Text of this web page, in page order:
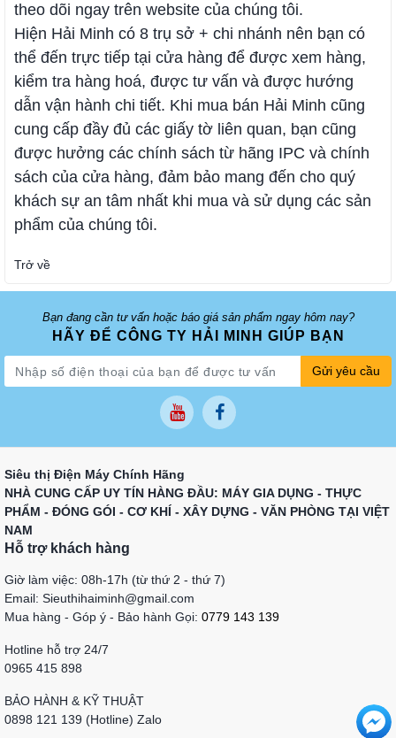
theo dõi ngay trên website của chúng tôi.
Hiện Hải Minh có 8 trụ sở + chi nhánh nên bạn có
thể đến trực tiếp tại cửa hàng để được xem hàng,
kiểm tra hàng hoá, được tư vấn và được hướng
dẫn vận hành chi tiết. Khi mua bán Hải Minh cũng
cung cấp đầy đủ các giấy tờ liên quan, bạn cũng
được hưởng các chính sách từ hãng IPC và chính
sách của cửa hàng, đảm bảo mang đến cho quý
khách sự an tâm nhất khi mua và sử dụng các sản
phẩm của chúng tôi.
Trở về
Bạn đang cần tư vấn hoặc báo giá sản phẩm ngay hôm nay?
HÃY ĐỂ CÔNG TY HẢI MINH GIÚP BẠN
Gửi yêu cầu
Siêu thị Điện Máy Chính Hãng
NHÀ CUNG CẤP UY TÍN HÀNG ĐẦU: MÁY GIA DỤNG - THỰC
PHẨM - ĐÓNG GÓI - CƠ KHÍ - XÂY DỰNG - VĂN PHÒNG TẠI VIỆT
NAM
Hỗ trợ khách hàng
Giờ làm việc: 08h-17h (từ thứ 2 - thứ 7)
Email: Sieuthihaiminh@gmail.com
Mua hàng - Góp ý - Bảo hành Gọi: 0779 143 139
Hotline hỗ trợ 24/7
0965 415 898
BẢO HÀNH & KỸ THUẬT
0898 121 139 (Hotline) Zalo